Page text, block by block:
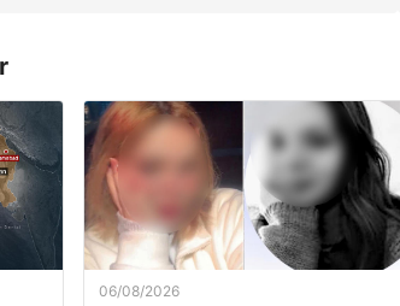
06/08/2026